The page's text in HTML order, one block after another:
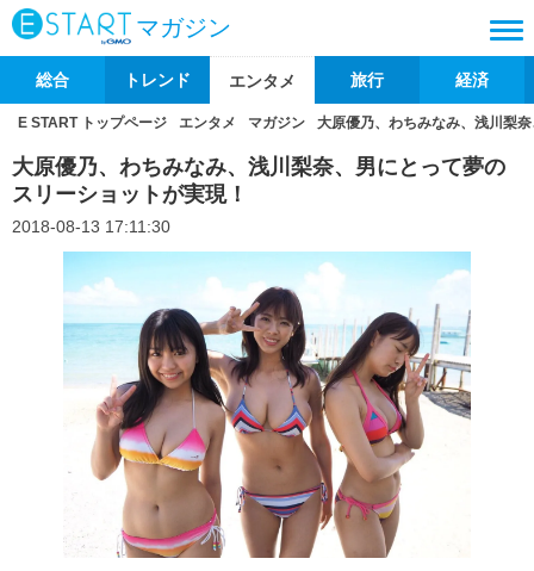
マガジン
総合 トレンド エンタメ 旅行 経済
E START トップページ エンタメ マガジン 大原優乃、わちみなみ、浅川梨
大原優乃、わちみなみ、浅川梨奈、男にとって夢の
スリーショットが実現！
2018-08-13 17:11:30